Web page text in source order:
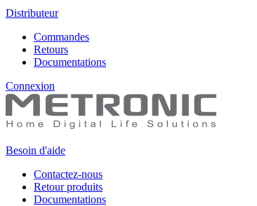
Distributeur
Commandes
Retours
Documentations
Connexion
Besoin d'aide
Contactez-nous
Retour produits
Documentations